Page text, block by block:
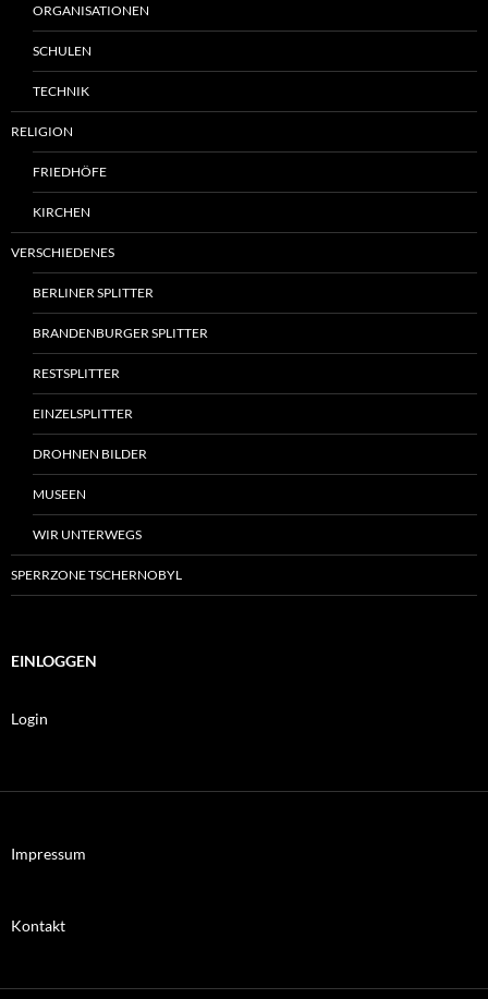
ORGANISATIONEN
SCHULEN
TECHNIK
RELIGION
FRIEDHÖFE
KIRCHEN
VERSCHIEDENES
BERLINER SPLITTER
BRANDENBURGER SPLITTER
RESTSPLITTER
EINZELSPLITTER
DROHNEN BILDER
MUSEEN
WIR UNTERWEGS
SPERRZONE TSCHERNOBYL
EINLOGGEN
Login
Impressum
Kontakt